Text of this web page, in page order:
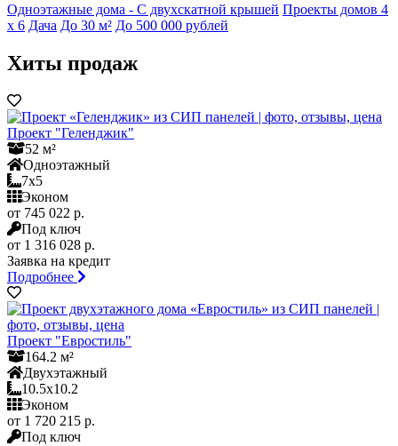
Одноэтажные дома - С двухскатной крышей Проекты домов 4
x 6 Дача До 30 м² До 500 000 рублей
Хиты продаж
Проект "Геленджик"
52 м²
Одноэтажный
7x5
Эконом
от 745 022 р.
Под ключ
от 1 316 028 р.
Заявка на кредит
Подробнее
Проект "Евростиль"
164.2 м²
Двухэтажный
10.5x10.2
Эконом
от 1 720 215 р.
Под ключ